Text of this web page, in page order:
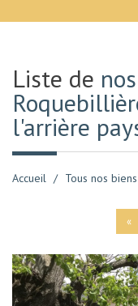
Liste de
l'arrière
Accueil Tous nos
«